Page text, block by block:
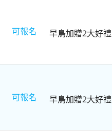
可報名 早鳥加贈2大好禮
可報名 早鳥加贈2大好禮